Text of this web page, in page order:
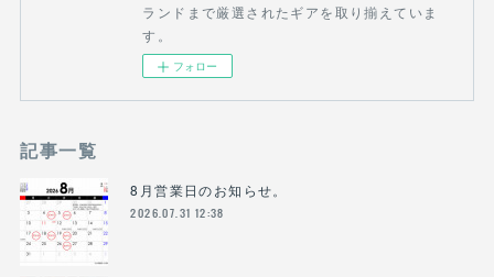
ランドまで厳選されたギアを取り揃えていま
す。
フォロー
記事一覧
8月営業日のお知らせ。
2026.07.31 12:38